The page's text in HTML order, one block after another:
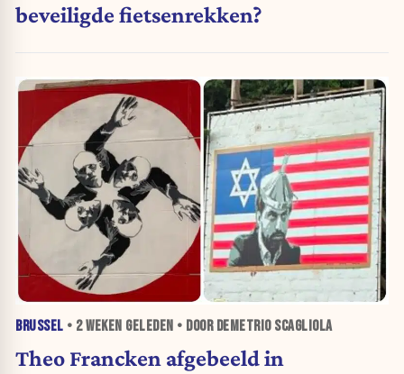
beveiligde fietsenrekken?
BRUSSEL • 2 WEKEN GELEDEN • DOOR DEMETRIO SCAGLIOLA
Theo Francken afgebeeld in